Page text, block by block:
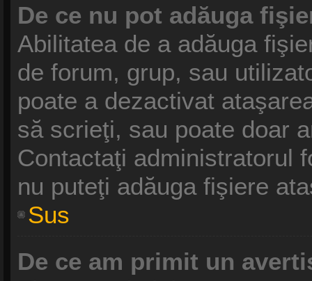
De ce nu pot adăuga
Abilitatea de a adăuga
de forum, grup, sau
poate a dezactivat
să scrieţi, sau poate doar
Contactaţi administratorul
nu puteţi adăuga fişiere
Sus
De ce am primit un